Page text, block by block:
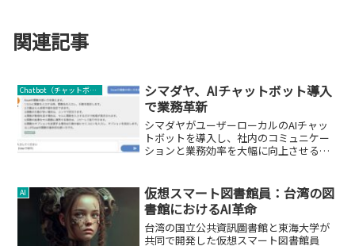
関連記事
Chatbot（チャットボット）
シマダヤ、AIチャットボット導入
で業務革新
シマダヤがユーザーローカルのAIチャッ
トボットを導入し、社内のコミュニケー
ションと業務効率を大幅に向上させる取
AI
仮想スマート図書館員：台湾の図
書館におけるAI革命
台湾の国立公共資訊圖書館と東海大学が
共同で開発した仮想スマート図書館員